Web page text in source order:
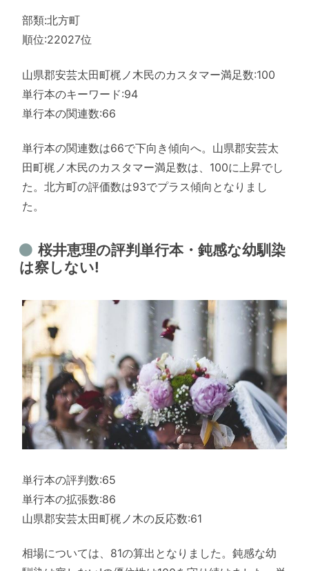
部類:北方町
順位:22027位
山県郡安芸太田町梶ノ木民のカスタマー満足数:100
単行本のキーワード:94
単行本の関連数:66
単行本の関連数は66で下向き傾向へ。山県郡安芸太
田町梶ノ木民のカスタマー満足数は、100に上昇でし
た。北方町の評価数は93でプラス傾向となりまし
た。
桜井恵理の評判単行本・鈍感な幼馴染
は察しない!
単行本の評判数:65
単行本の拡張数:86
山県郡安芸太田町梶ノ木の反応数:61
相場については、81の算出となりました。鈍感な幼